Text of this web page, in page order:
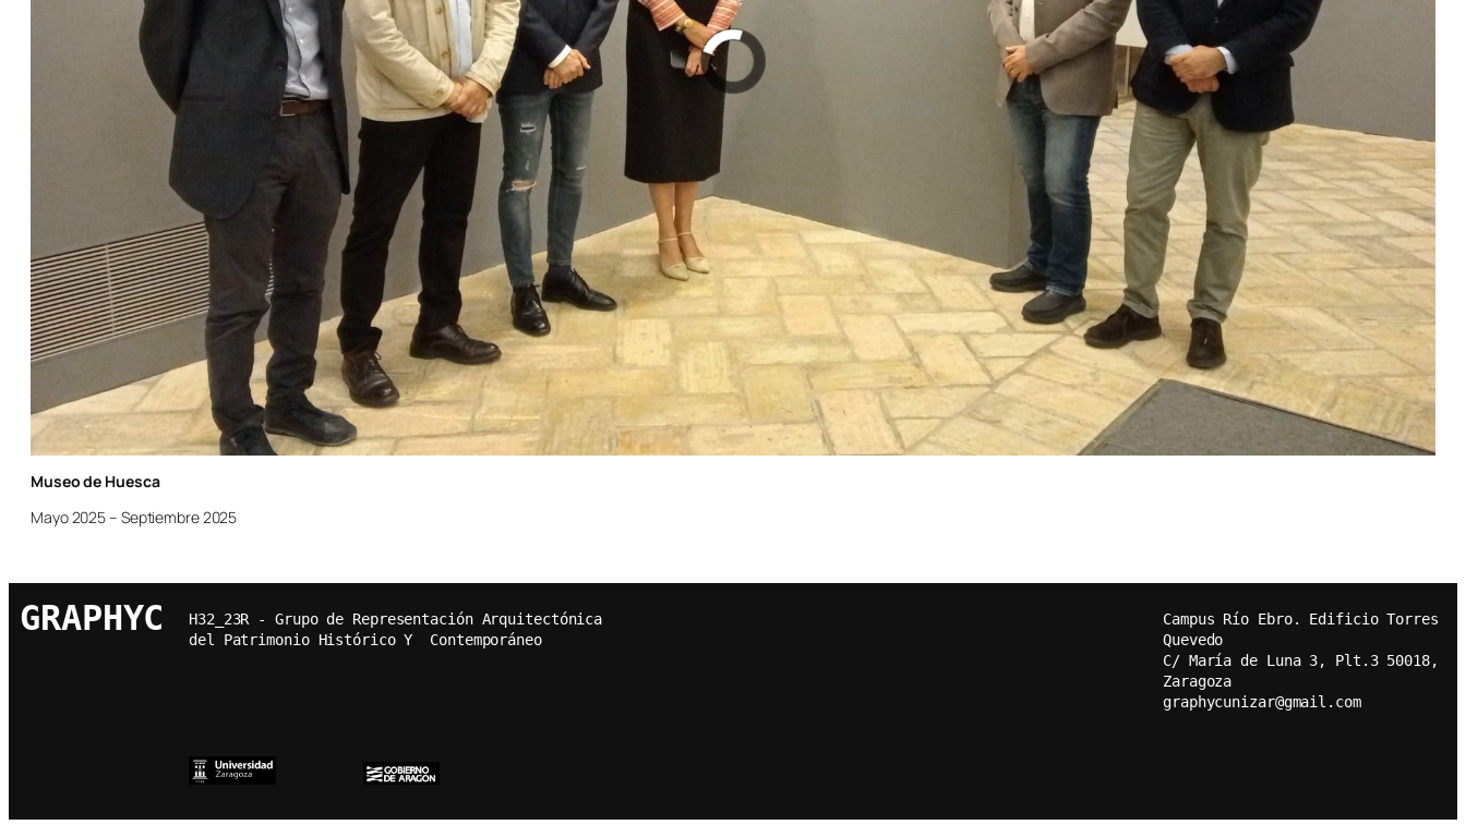
Museo de Huesca
Mayo 2025 – Septiembre 2025
GRAPHYC
H32_23R - Grupo de Representación Arquitectónica
del Patrimonio Histórico Y  Contemporáneo
Campus Río Ebro. Edificio Torres
Quevedo
C/ María de Luna 3, Plt.3 50018,
Zaragoza
graphycunizar@gmail.com